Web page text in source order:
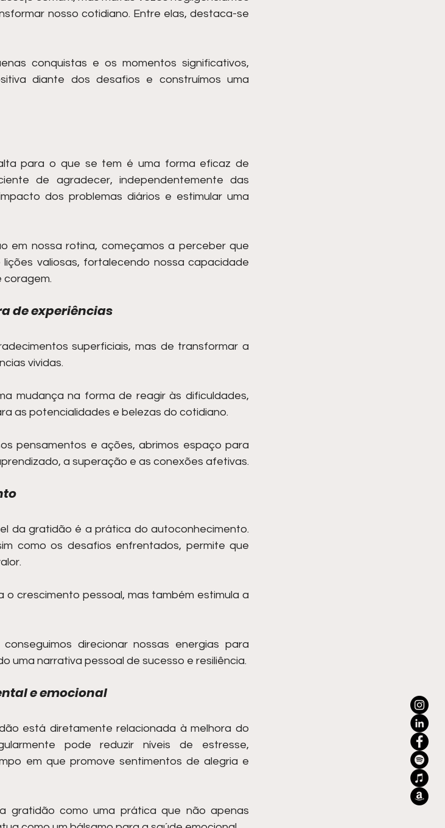
nosso cotidiano. Entre elas, destaca-se
conquistas e os momentos significativos,
diante dos desafios e construímos uma
para o que se tem é uma forma eficaz de
de agradecer, independentemente das
dos problemas diários e estimular uma
em nossa rotina, começamos a perceber que
valiosas, fortalecendo nossa capacidade
coragem.
de experiências
superficiais, mas de transformar a
vividas.
mudança na forma de reagir às dificuldades,
as potencialidades e belezas do cotidiano.
pensamentos e ações, abrimos espaço para
a superação e as conexões afetivas.
da gratidão é a prática do autoconhecimento.
como os desafios enfrentados, permite que
o crescimento pessoal, mas também estimula a
direcionar nossas energias para
uma narrativa pessoal de sucesso e resiliência.
e emocional
está diretamente relacionada à melhora do
pode reduzir níveis de estresse,
em que promove sentimentos de alegria e
gratidão como uma prática que não apenas